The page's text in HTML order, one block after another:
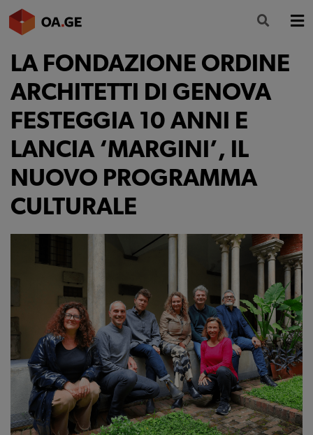
L’ORDINE
AMMINISTRAZIONE TRASPARENTE
ALBO
SEGRETERIA
SERVIZI
FORMAZIONE
LA FONDAZIONE ORDINE
ARCHITETTI DI GENOVA
FESTEGGIA 10 ANNI E
LANCIA ‘MARGINI’, IL
NUOVO PROGRAMMA
CULTURALE